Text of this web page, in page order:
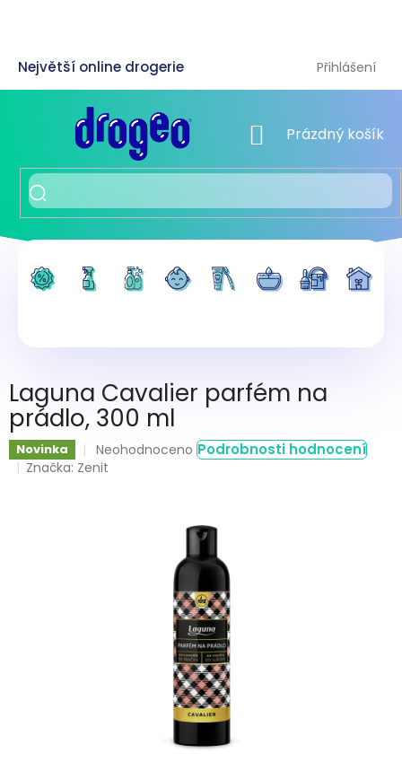
Přihlášení
NÁKUPNÍ KOŠÍK
Prázdný košík
Laguna Cavalier parfém na
prádlo, 300 ml
Novinka
Průměrné
hodnocení
Neohodnoceno Podrobnosti hodnocení
Značka: Zenit